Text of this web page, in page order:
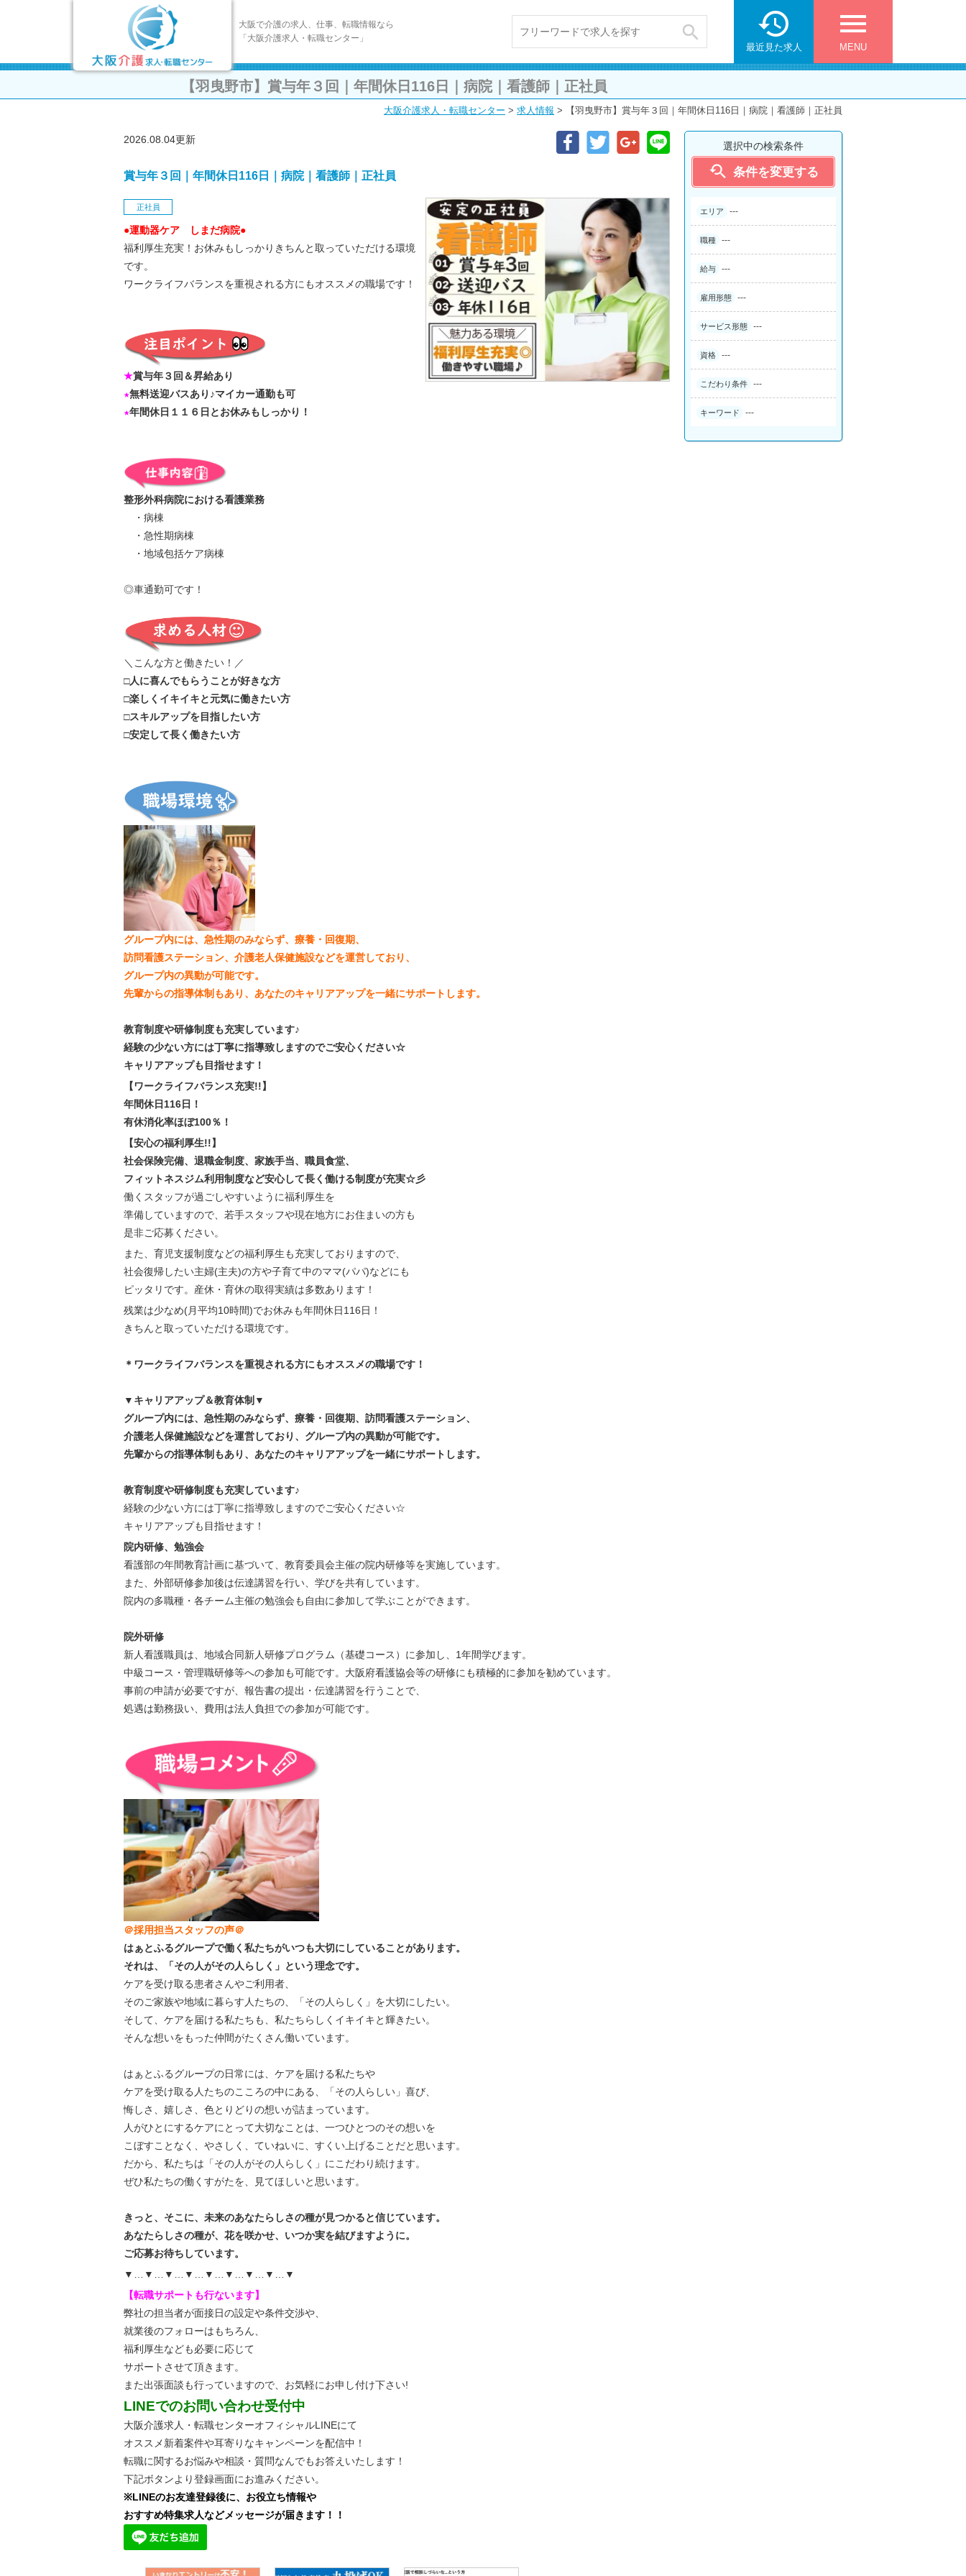
大阪で介護の求人、仕事、転職情報なら
「大阪介護求人・転職センター」
 menu
MENU

最近見た求人
【羽曳野市】賞与年３回｜年間休日116日｜病院｜看護師｜正社員
大阪介護求人・転職センター > 求人情報 > 【羽曳野市】賞与年３回｜年間休日116日｜病院｜看護師｜正社員
選択中の検索条件
 条件を変更する
エリア ---
職種 ---
給与 ---
雇用形態 ---
サービス形態 ---
資格 ---
こだわり条件 ---
キーワード ---
2026.08.04更新
賞与年３回｜年間休日116日｜病院｜看護師｜正社員
正社員
●運動器ケア しまだ病院●
福利厚生充実！お休みもしっかりきちんと取っていただける環境
です。
ワークライフバランスを重視される方にもオススメの職場です！
★賞与年３回＆昇給あり
★無料送迎バスあり♪マイカー通勤も可
★年間休日１１６日とお休みもしっかり！
整形外科病院における看護業務
・病棟
・急性期病棟
・地域包括ケア病棟
◎車通勤可です！
＼こんな方と働きたい！／
□人に喜んでもらうことが好きな方
□楽しくイキイキと元気に働きたい方
□スキルアップを目指したい方
□安定して長く働きたい方
グループ内には、急性期のみならず、療養・回復期、
訪問看護ステーション、介護老人保健施設などを運営しており、
グループ内の異動が可能です。
先輩からの指導体制もあり、あなたのキャリアアップを一緒にサポートします。
教育制度や研修制度も充実しています♪
経験の少ない方には丁寧に指導致しますのでご安心ください☆
キャリアアップも目指せます！
【ワークライフバランス充実!!】
年間休日116日！
有休消化率ほぼ100％！
【安心の福利厚生!!】
社会保険完備、退職金制度、家族手当、職員食堂、
フィットネスジム利用制度など安心して長く働ける制度が充実☆彡
働くスタッフが過ごしやすいように福利厚生を
準備していますので、若手スタッフや現在地方にお住まいの方も
是非ご応募ください。
また、育児支援制度などの福利厚生も充実しておりますので、
社会復帰したい主婦(主夫)の方や子育て中のママ(パパ)などにも
ピッタリです。産休・育休の取得実績は多数あります！
残業は少なめ(月平均10時間)でお休みも年間休日116日！
きちんと取っていただける環境です。
＊ワークライフバランスを重視される方にもオススメの職場です！
▼キャリアアップ＆教育体制▼
グループ内には、急性期のみならず、療養・回復期、訪問看護ステーション、
介護老人保健施設などを運営しており、グループ内の異動が可能です。
先輩からの指導体制もあり、あなたのキャリアアップを一緒にサポートします。
教育制度や研修制度も充実しています♪
経験の少ない方には丁寧に指導致しますのでご安心ください☆
キャリアアップも目指せます！
院内研修、勉強会
看護部の年間教育計画に基づいて、教育委員会主催の院内研修等を実施しています。
また、外部研修参加後は伝達講習を行い、学びを共有しています。
院内の多職種・各チーム主催の勉強会も自由に参加して学ぶことができます。
院外研修
新人看護職員は、地域合同新人研修プログラム（基礎コース）に参加し、1年間学びます。
中級コース・管理職研修等への参加も可能です。大阪府看護協会等の研修にも積極的に参加を勧めています。
事前の申請が必要ですが、報告書の提出・伝達講習を行うことで、
処遇は勤務扱い、費用は法人負担での参加が可能です。
＠採用担当スタッフの声＠
はぁとふるグループで働く私たちがいつも大切にしていることがあります。
それは、「その人がその人らしく」という理念です。
ケアを受け取る患者さんやご利用者、
そのご家族や地域に暮らす人たちの、「その人らしく」を大切にしたい。
そして、ケアを届ける私たちも、私たちらしくイキイキと輝きたい。
そんな想いをもった仲間がたくさん働いています。
はぁとふるグループの日常には、ケアを届ける私たちや
ケアを受け取る人たちのこころの中にある、「その人らしい」喜び、
悔しさ、嬉しさ、色とりどりの想いが詰まっています。
人がひとにするケアにとって大切なことは、一つひとつのその想いを
こぼすことなく、やさしく、ていねいに、すくい上げることだと思います。
だから、私たちは「その人がその人らしく」にこだわり続けます。
ぜひ私たちの働くすがたを、見てほしいと思います。
きっと、そこに、未来のあなたらしさの種が見つかると信じています。
あなたらしさの種が、花を咲かせ、いつか実を結びますように。
ご応募お待ちしています。
▼…▼…▼…▼…▼…▼…▼…▼…▼
【転職サポートも行ないます】
弊社の担当者が面接日の設定や条件交渉や、
就業後のフォローはもちろん、
福利厚生なども必要に応じて
サポートさせて頂きます。
また出張面談も行っていますので、 お気軽にお申し付け下さい!
LINEでのお問い合わせ受付中
大阪介護求人・転職センターオフィシャルLINEにて
オススメ新着案件や耳寄りなキャンペーンを配信中！
転職に関するお悩みや相談・質問なんでもお答えいたします！
下記ボタンより登録画面にお進みください。
※LINEのお友達登録後に、お役立ち情報や
おすすめ特集求人などメッセージが届きます！！